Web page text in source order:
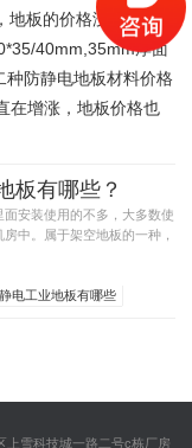
地板的价格没有大伙
40mm,35mm厚面
种防静电地板材料价格
在增涨，地板价格也
板有哪些？
面安装使用的不多，大多数使
中。属于架空地板的一种，
电工业地板有哪些
上雪科技城一路二号c栋厂房